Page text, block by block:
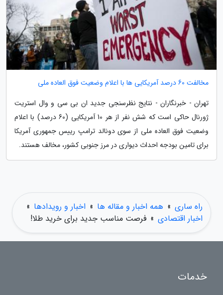
مخالفت 60 درصد آمریکایی ها با اعلام وضعیت فوق العاده ملی
تهران - خبرنگاران - نتایج نظرسنجی جدید ان بی سی و وال استریت
ژورنال حاکی است که شش نفر از هر 10 آمریکایی (60 درصد) با اعلام
وضعیت فوق العاده ملی از سوی دونالد ترامپ رییس جمهوری آمریکا
برای تامین بودجه احداث دیواری در مرز جنوبی کشور، مخالف هستند.
راه ساری » همه اخبار و مقاله ها » اخبار و رویدادها »
اخبار اقتصادی » فرصت مناسب جدید برای خرید طلا!
خدمات